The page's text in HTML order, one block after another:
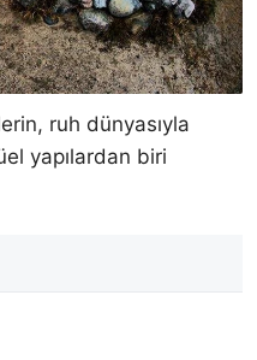
ruh dünyasıyla
yapılardan biri